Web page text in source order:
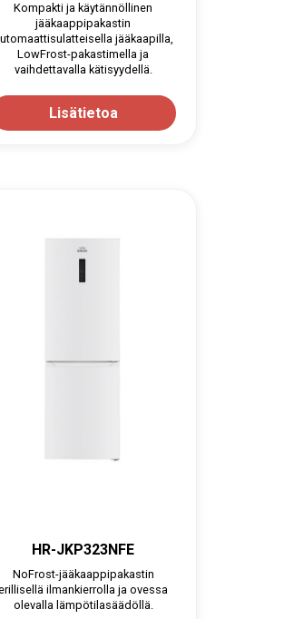
Kompakti ja käytännöllinen
jääkaappipakastin
jääkaapilla,
LowFrost-pakastimella ja
vaihdettavalla kätisyydellä.
Lisätietoa
HR-JKP323NFE
NoFrost-jääkaappipakastin
ilmankierrolla ja ovessa
olevalla lämpötilasäädöllä.